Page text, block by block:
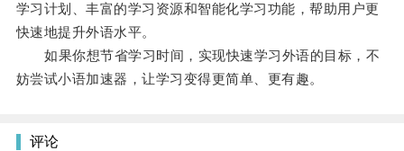
学习计划、丰富的学习资源和智能化学习功能，帮助用户更
快速地提升外语水平。
如果你想节省学习时间，实现快速学习外语的目标，不
妨尝试小语加速器，让学习变得更简单、更有趣。
评论